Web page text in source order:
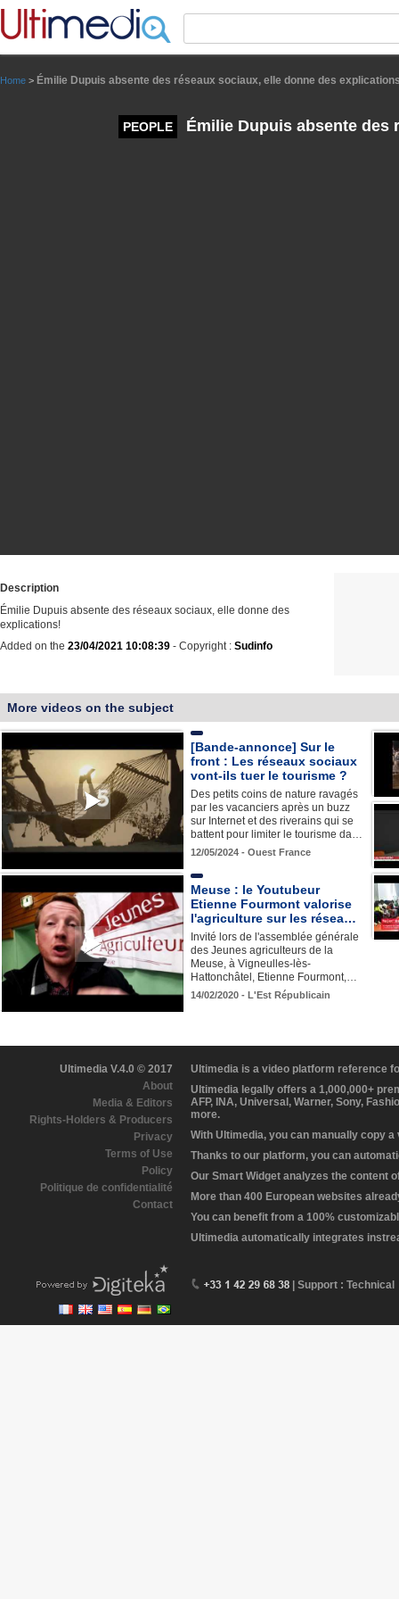
Home > Émilie Dupuis absente des réseaux sociaux, elle donne des
PEOPLE Émilie Dupuis absente des
Description
Émilie Dupuis absente des réseaux sociaux, elle donne des
explications!
Added on the 23/04/2021 10:08:39 - Copyright : Sudinfo
More videos on the subject
[Bande-annonce] Sur le
front : Les réseaux sociaux
vont-ils tuer le tourisme ?
Des petits coins de nature ravagés
par les vacanciers après un buzz
sur Internet et des riverains qui se
battent pour limiter le tourisme da…
12/05/2024 - Ouest France
Meuse : le Youtubeur
Etienne Fourmont valorise
l'agriculture sur les résea…
Invité lors de l'assemblée générale
des Jeunes agriculteurs de la
Meuse, à Vigneulles-lès-
Hattonchâtel, Etienne Fourmont,…
14/02/2020 - L'Est Républicain
Ultimedia V.4.0 © 2017
About
Media & Editors
Rights-Holders & Producers
Privacy
Terms of Use
Policy
Politique de confidentialité
Contact
Ultimedia is a video platform reference
Ultimedia legally offers a 1,000,000+
AFP, INA, Universal, Warner, Sony,
more.
With Ultimedia, you can manually copy
Thanks to our platform, you can
Our Smart Widget analyzes the content
More than 400 European websites
You can benefit from a 100%
Ultimedia automatically integrates
| Support : Technical
Panneau de gestion des cookies